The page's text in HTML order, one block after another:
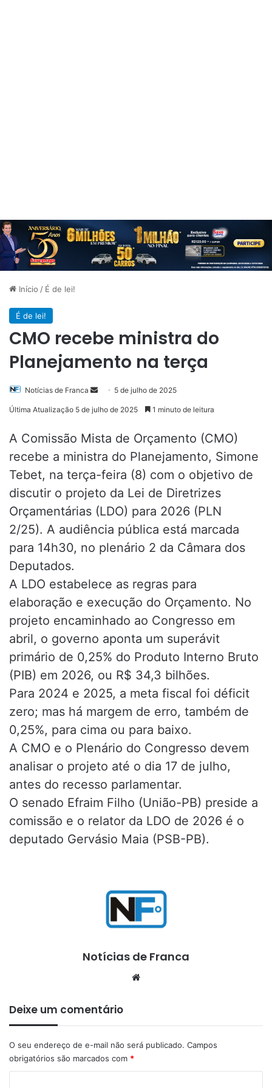
Início / É de lei!
É de lei!
CMO recebe ministra do
Planejamento na terça
Notícias de Franca
Mande
mail
5 de julho de 2025
Última Atualização 5 de julho de 2025 1 minuto de leitura
A Comissão Mista de Orçamento (CMO)
recebe a ministra do Planejamento, Simone
Tebet, na terça-feira (8) com o objetivo de
discutir o projeto da Lei de Diretrizes
Orçamentárias (LDO) para 2026 (PLN
2/25). A audiência pública está marcada
para 14h30, no plenário 2 da Câmara dos
Deputados.
A LDO estabelece as regras para
elaboração e execução do Orçamento. No
projeto encaminhado ao Congresso em
abril, o governo aponta um superávit
primário de 0,25% do Produto Interno Bruto
(PIB) em 2026, ou R$ 34,3 bilhões.
Para 2024 e 2025, a meta fiscal foi déficit
zero; mas há margem de erro, também de
0,25%, para cima ou para baixo.
A CMO e o Plenário do Congresso devem
analisar o projeto até o dia 17 de julho,
antes do recesso parlamentar.
O senado Efraim Filho (União-PB) preside a
comissão e o relator da LDO de 2026 é o
deputado Gervásio Maia (PSB-PB).
Notícias de Franca
Deixe um comentário
O seu endereço de e-mail não será publicado. Campos
obrigatórios são marcados com *